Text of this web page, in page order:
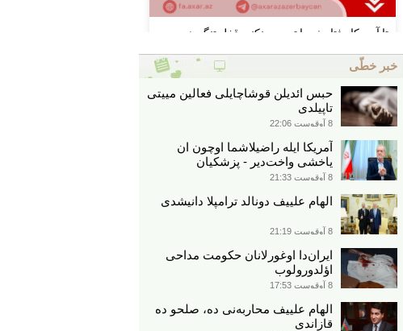
خبر خطّی
حبس ائدیلن قوشاچایلی فعالین مییتی
تاپیلدی
8 آوقوست 22:06
آمریکا ایله راضیلاشما اوچون ان
یاخشی واخت‌دیر - پزشکیان
8 آوقوست 21:33
الهام علییف دونالد ترامپلا دانیشدی
8 آوقوست 21:19
ایران‌دا اوغورلانان حکومت مداحی
اؤلدورولوب
8 آوقوست 17:53
الهام علییف محاربه‌نی ده، صلحو ده
قازاندی